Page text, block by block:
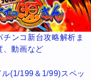
ンコ新台攻略解析ま
、動画など
(1/199＆1/99)スペッ